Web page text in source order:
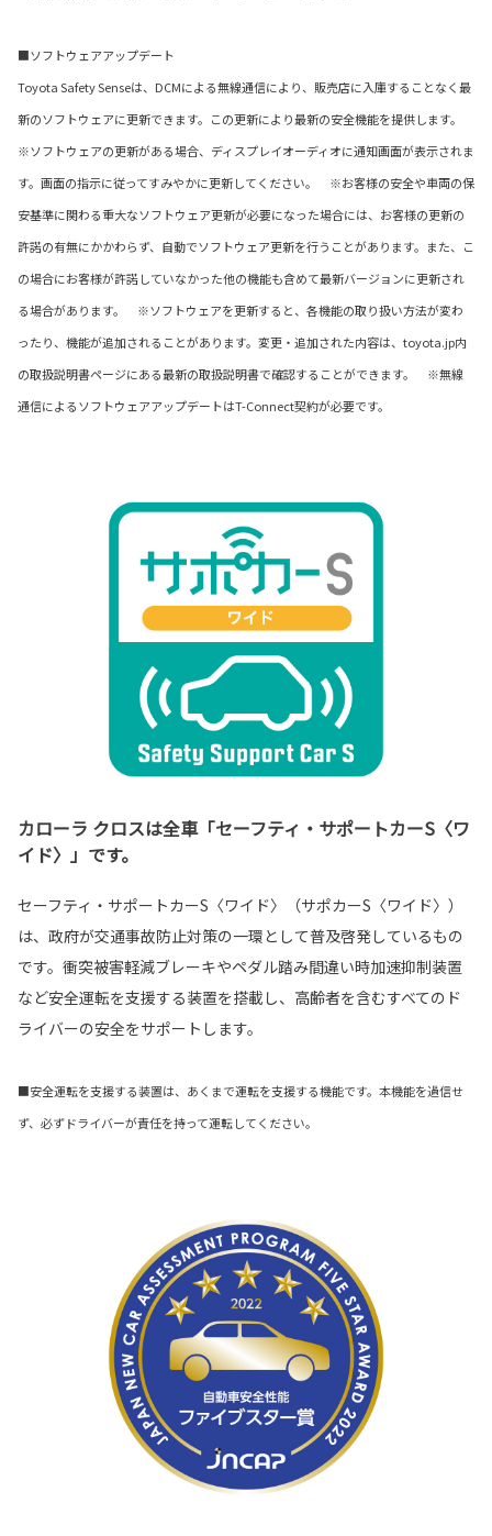
■ソフトウェアアップデート
Toyota Safety Senseは、DCMによる無線通信により、販売店に入庫することなく最
新のソフトウェアに更新できます。この更新により最新の安全機能を提供します。
※ソフトウェアの更新がある場合、ディスプレイオーディオに通知画面が表示されま
す。画面の指示に従ってすみやかに更新してください。 ※お客様の安全や車両の保
安基準に関わる重大なソフトウェア更新が必要になった場合には、お客様の更新の
許諾の有無にかかわらず、自動でソフトウェア更新を行うことがあります。また、こ
の場合にお客様が許諾していなかった他の機能も含めて最新バージョンに更新され
る場合があります。 ※ソフトウェアを更新すると、各機能の取り扱い方法が変わ
ったり、機能が追加されることがあります。変更・追加された内容は、toyota.jp内
の取扱説明書ページにある最新の取扱説明書で確認することができます。 ※無線
通信によるソフトウェアアップデートはT-Connect契約が必要です。
カローラ クロスは全車「セーフティ・サポートカーS〈ワ
イド〉」です。
セーフティ・サポートカーS〈ワイド〉（サポカーS〈ワイド〉）
は、政府が交通事故防止対策の一環として普及啓発しているもの
です。衝突被害軽減ブレーキやペダル踏み間違い時加速抑制装置
など安全運転を支援する装置を搭載し、高齢者を含むすべてのド
ライバーの安全をサポートします。
■安全運転を支援する装置は、あくまで運転を支援する機能です。本機能を過信せ
ず、必ずドライバーが責任を持って運転してください。